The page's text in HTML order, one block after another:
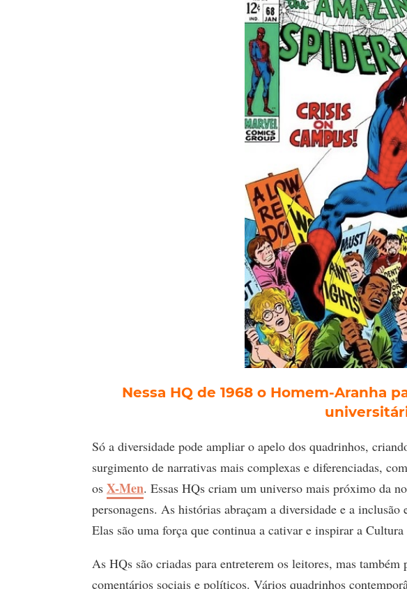
Nessa HQ de 1968 o Homem-Aranha
Só a diversidade pode ampliar o apelo dos quadrinhos,
surgimento de narrativas mais complexas e diferenciadas,
os X-Men. Essas HQs criam um universo mais próximo da
personagens. As histórias abraçam a diversidade e a
Elas são uma força que continua a cativar e inspirar a Cultura
As HQs são criadas para entreterem os leitores, mas
comentários sociais e políticos. Vários quadrinhos